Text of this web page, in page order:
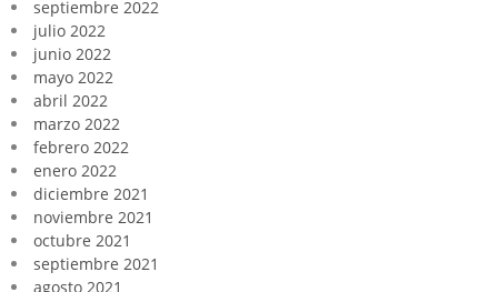
septiembre 2022
julio 2022
junio 2022
mayo 2022
abril 2022
marzo 2022
febrero 2022
enero 2022
diciembre 2021
noviembre 2021
octubre 2021
septiembre 2021
agosto 2021